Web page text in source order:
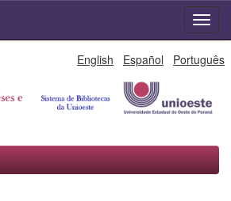
English Español Português